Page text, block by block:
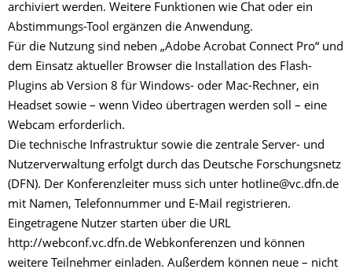
archiviert werden. Weitere Funktionen wie Chat oder ein
Abstimmungs-Tool ergänzen die Anwendung.
Für die Nutzung sind neben „Adobe Acrobat Connect Pro“ und
dem Einsatz aktueller Browser die Installation des Flash-
Plugins ab Version 8 für Windows- oder Mac-Rechner, ein
Headset sowie – wenn Video übertragen werden soll – eine
Webcam erforderlich.
Die technische Infrastruktur sowie die zentrale Server- und
Nutzerverwaltung erfolgt durch das Deutsche Forschungsnetz
(DFN). Der Konferenzleiter muss sich unter hotline@vc.dfn.de
mit Namen, Telefonnummer und E-Mail registrieren.
Eingetragene Nutzer starten über die URL
http://webconf.vc.dfn.de Webkonferenzen und können
weitere Teilnehmer einladen. Außerdem können neue – nicht